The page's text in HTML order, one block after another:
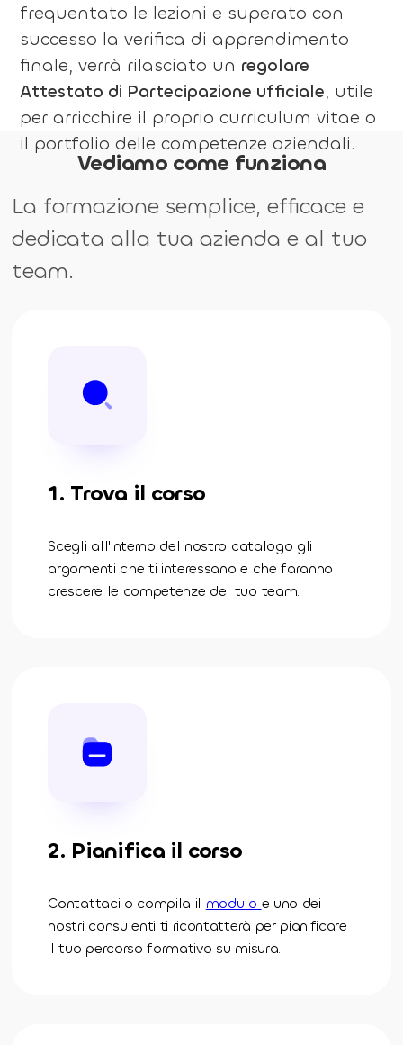
frequentato le lezioni e superato con
successo la verifica di apprendimento
finale, verrà rilasciato un regolare
Attestato di Partecipazione ufficiale, utile
per arricchire il proprio curriculum vitae o
il portfolio delle competenze aziendali.
Vediamo come funziona
La formazione semplice, efficace e
dedicata alla tua azienda e al tuo
team.
1. Trova il corso
Scegli all'interno del nostro catalogo gli
argomenti che ti interessano e che faranno
crescere le competenze del tuo team.
2. Pianifica il corso
Contattaci o compila il modulo e uno dei
nostri consulenti ti ricontatterà per pianificare
il tuo percorso formativo su misura.